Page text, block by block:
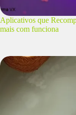
Aplicativos que
mais com funciona